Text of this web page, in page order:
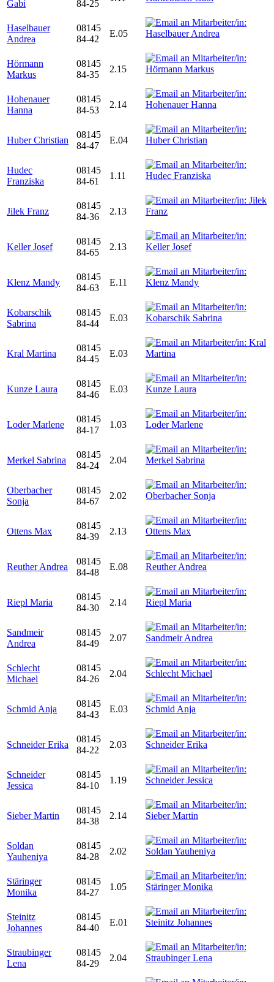
Gabi
84-25
Haselbauer
Andrea
08145
84-42
E.05
Hörmann
Markus
08145
84-35
2.15
Hohenauer
Hanna
08145
84-53
2.14
Huber Christian
08145
84-47
E.04
Hudec
Franziska
08145
84-61
1.11
Jilek Franz
08145
84-36
2.13
Keller Josef
08145
84-65
2.13
Klenz Mandy
08145
84-63
E.11
Kobarschik
Sabrina
08145
84-44
E.03
Kral Martina
08145
84-45
E.03
Kunze Laura
08145
84-46
E.03
Loder Marlene
08145
84-17
1.03
Merkel Sabrina
08145
84-24
2.04
Oberbacher
Sonja
08145
84-67
2.02
Ottens Max
08145
84-39
2.13
Reuther Andrea
08145
84-48
E.08
Riepl Maria
08145
84-30
2.14
Sandmeir
Andrea
08145
84-49
2.07
Schlecht
Michael
08145
84-26
2.04
Schmid Anja
08145
84-43
E.03
Schneider Erika
08145
84-22
2.03
Schneider
Jessica
08145
84-10
1.19
Sieber Martin
08145
84-38
2.14
Soldan
Yauheniya
08145
84-28
2.02
Stäringer
Monika
08145
84-27
1.05
Steinitz
Johannes
08145
84-40
E.01
Straubinger
Lena
08145
84-29
2.04